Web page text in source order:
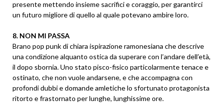
presente mettendo insieme sacrifici e coraggio, per garantirci
un futuro migliore di quello al quale potevano ambire loro.
8. NON MI PASSA
Brano pop punk di chiara ispirazione ramonesiana che descrive
una condizione alquanto ostica da superare con l’andare dell’età,
il dopo sbornia. Uno stato pisco-fisico particolarmente tenace e
ostinato, che non vuole andarsene, e che accompagna con
profondi dubbi e domande amletiche lo sfortunato protagonista
ritorto e frastornato per lunghe, lunghissime ore.